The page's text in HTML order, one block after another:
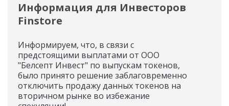
Информация для Инвесторов
Finstore
Информируем, что, в связи с
предстоящими выплатами от ООО
"Белсепт Инвест" по выпускам токенов,
было принято решение заблаговременно
отключить продажу данных токенов на
вторичном рынке во избежание